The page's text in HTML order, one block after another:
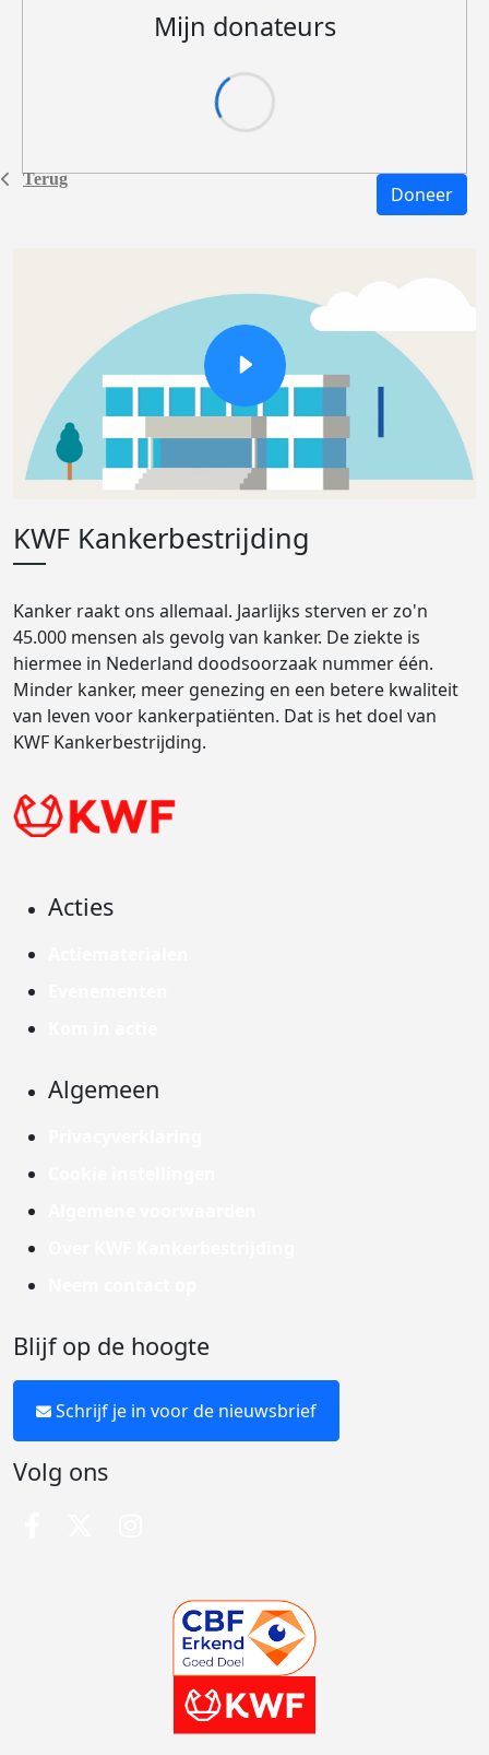
Terug
Mijn donateurs
Doneer
KWF Kankerbestrijding
Kanker raakt ons allemaal. Jaarlijks sterven er zo'n
45.000 mensen als gevolg van kanker. De ziekte is
hiermee in Nederland doodsoorzaak nummer één.
Minder kanker, meer genezing en een betere kwaliteit
van leven voor kankerpatiënten. Dat is het doel van
KWF Kankerbestrijding.
Acties
Algemeen
Blijf op de hoogte
Schrijf je in voor de nieuwsbrief
Volg ons